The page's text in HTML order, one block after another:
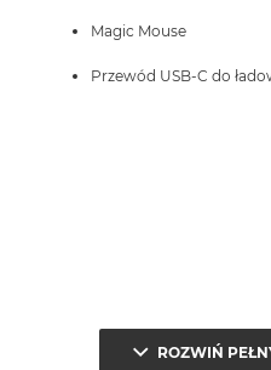
Magic Mouse
Przewód USB‑C do
ROZWIŃ